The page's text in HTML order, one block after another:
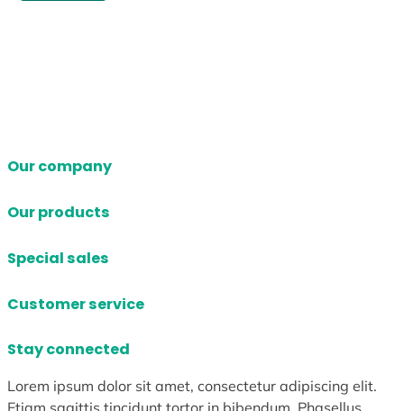
Our company
Our products
Special sales
Customer service
Stay connected
Lorem ipsum dolor sit amet, consectetur adipiscing elit.